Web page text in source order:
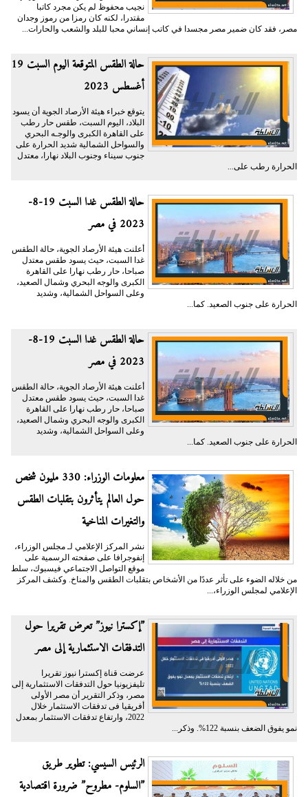
نجيب محفوظ لم يكن مجرد كاتبا
مقتدرا، لكنه كان رمزا من رموز وجدان
مصر، فقد كان ضمير مصر مجسدا في كاتب إنساني محبا للبلد والشعب والحارات...
حالة الطقس المتوقعة اليوم السبت 19
أغسطس 2023
يتوقع خبراء هيئة الأرصاد الجوية أن يسود
البلاد، اليوم السبت، طقس حار رطب
على القاهرة الكبرى والوجـه البحري
والسواحل الشمالية شديد الحرارة على
جنوب سيناء وجنوب البلاد نهارا، معتدل
الحرارة رطب على...
حالة الطقس غدا السبت 19-8-
2023 في مصر
أعلنت هيئة الأرصاد الجوية، حالة الطقس
غدا السبت، حيث يسود طقس معتدل
صباحا، حار رطب نهارا على القاهرة
الكبرى والوجه البحري وشمال الصعيد،
وعلى السواحل الشمالية، وشديد
الحرارة على جنوب الصعيد. كما...
حالة الطقس غدا السبت 19-8-
2023 في مصر
أعلنت هيئة الأرصاد الجوية، حالة الطقس
غدا السبت، حيث يسود طقس معتدل
صباحا، حار رطب نهارا على القاهرة
الكبرى والوجه البحري وشمال الصعيد،
وعلى السواحل الشمالية، وشديد
الحرارة على جنوب الصعيد. كما...
معلومات الوزراء: 330 مليون شخص
حول العالم يتأثرون بتقلبات الطقس
والتغيرات المناخية
نشر المركز الإعلامي لـ مجلس الوزراء،
إنفوجرافا على صفحته الرسمية على
موقع التواصل الاجتماعي فيسبوك، سلط
من خلاله الضوء على تأثر عددًا من الأشخاص بتقلبات الطقس والمناخ. وكشف المركز
الإعلامي لمجلس الوزراء،...
”إكسترا نيوز” تعرض تقريرا حول
التدفقات الاستثمارية إلى مصر
عرضت قناة إكسترا نيوز تقريرا
تليفزيونيا حول التدفقات الاستثمارية إلى
مصر، وذكر التقرير أن مصر الأولى
أفريقيا فى تدفقات الاستثمار خلال
2022، وارتفاع تدفقات الاستثمار بمعدل
نمو يفوق الضعف بنسبة 122%. وذكر...
الرئيس السيسي: تطوير طريق
”السلوم- مطروح” ضرورة اقتصادية